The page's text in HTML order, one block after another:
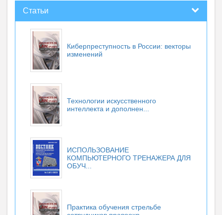
Статьи
Киберпреступность в России: векторы
изменений
Технологии искусственного
интеллекта и дополнен...
ИСПОЛЬЗОВАНИЕ
КОМПЬЮТЕРНОГО ТРЕНАЖЕРА ДЛЯ
ОБУЧ...
Практика обучения стрельбе